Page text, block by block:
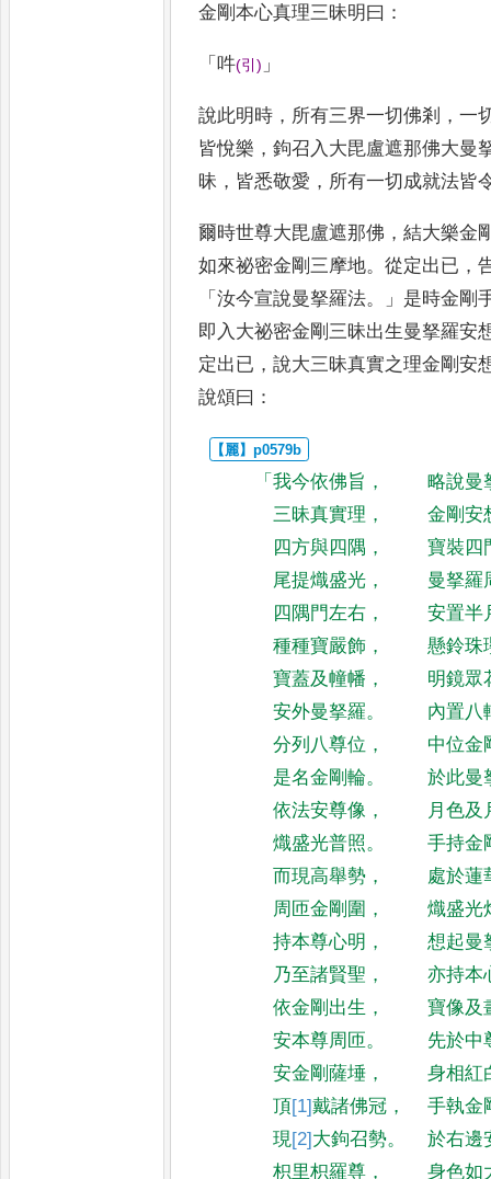
金剛本心真理三昧明曰 ：
「 吽(引) 」
說此明時 ， 所有三界一切佛剎 ，一
皆悅樂 ，鉤召入大毘盧遮那佛大曼
昧 ， 皆悉敬愛 ， 所有一切成就法皆
爾時世尊大毘盧遮那佛 ，結大樂金
如來祕密金剛三摩地。從定出已 ，
「汝今宣說曼拏羅法。」 是時金剛
即入大祕密金剛三昧出生曼拏羅安
定出已 ，說大三昧真實之理金剛安
說頌曰 ：
「我今依佛旨 ，
略說曼
三昧真實理 ，
金剛安
四方與四隅 ，
寶裝四
尾提熾盛光 ，
曼拏羅
四隅門左右 ，
安置半
種種寶嚴飾 ，
懸鈴珠
寶蓋及幢幡 ，
明鏡眾
安外曼拏羅。
內置八
分列八尊位 ，
中位金
是名金剛輪。
於此曼
依法安尊像 ，
月色及
熾盛光普照 。
手持金
而現高舉勢 ，
處於蓮
周匝金剛圍 ，
熾盛光
持本尊心明 ，
想起曼
乃至諸賢聖 ，
亦持本
依金剛出生 ，
寶像及
安本尊周匝。
先於中
安金剛薩埵 ，
身相紅
頂[1]戴諸佛冠 ，
手執金
現[2]大鉤召勢。
於右邊
枳里枳羅尊 ， 身色如